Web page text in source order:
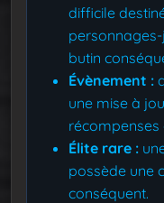
difficile
butin
Évènement :
une mise à
récompenses
Élite rare :
possède une
conséquent.